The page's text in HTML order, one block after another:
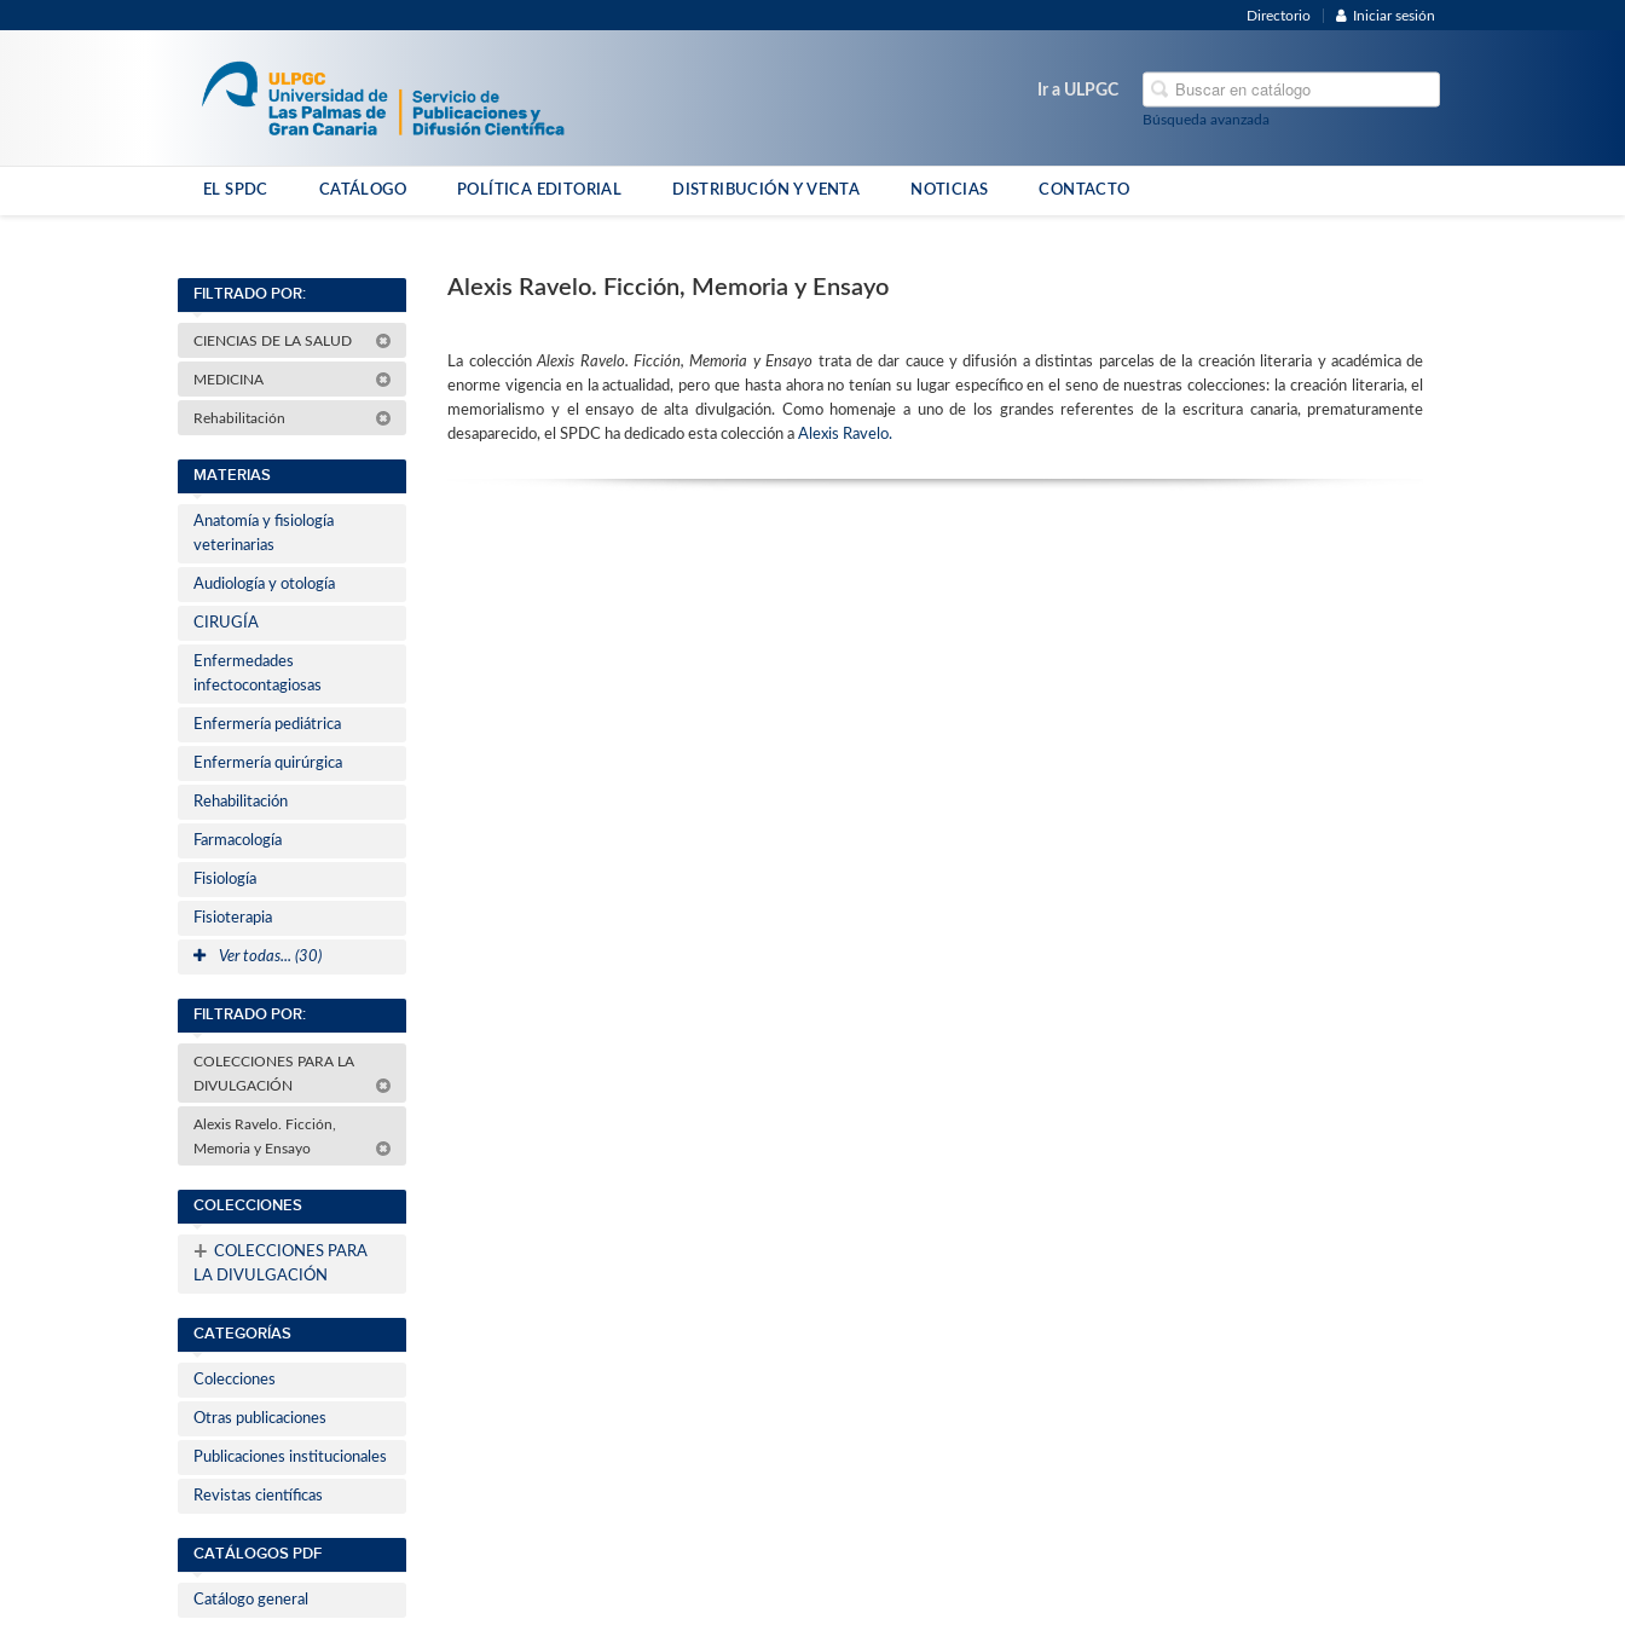
Directorio Iniciar sesión
Búsqueda avanzada
Ir a ULPGC
EL SPDC CATÁLOGO POLÍTICA EDITORIAL DISTRIBUCIÓN Y VENTA NOTICIAS CONTACTO
FILTRADO POR:
CIENCIAS DE LA SALUD
MEDICINA
Rehabilitación
MATERIAS
Anatomía y fisiología
veterinarias
Audiología y otología
CIRUGÍA
Enfermedades
infectocontagiosas
Enfermería pediátrica
Enfermería quirúrgica
Rehabilitación
Farmacología
Fisiología
Fisioterapia
Ver todas... (30)
FILTRADO POR:
COLECCIONES PARA LA
DIVULGACIÓN
Alexis Ravelo. Ficción,
Memoria y Ensayo
COLECCIONES
+ COLECCIONES PARA
LA DIVULGACIÓN
CATEGORÍAS
Colecciones
Otras publicaciones
Publicaciones institucionales
Revistas científicas
CATÁLOGOS PDF
Catálogo general
Alexis Ravelo. Ficción, Memoria y Ensayo
La colecciónAlexis Ravelo. Ficción, Memoria y Ensayo trata de dar cauce y difusión a distintas parcelas de la creación literaria y académica de
enorme vigencia en la actualidad, pero que hasta ahora no tenían su lugar específico en el seno de nuestras colecciones: la creación literaria, el
memorialismo y el ensayo de alta divulgación. Como homenaje a uno de los grandes referentes de la escritura canaria, prematuramente
desaparecido, el SPDC ha dedicado esta colección aAlexis Ravelo.